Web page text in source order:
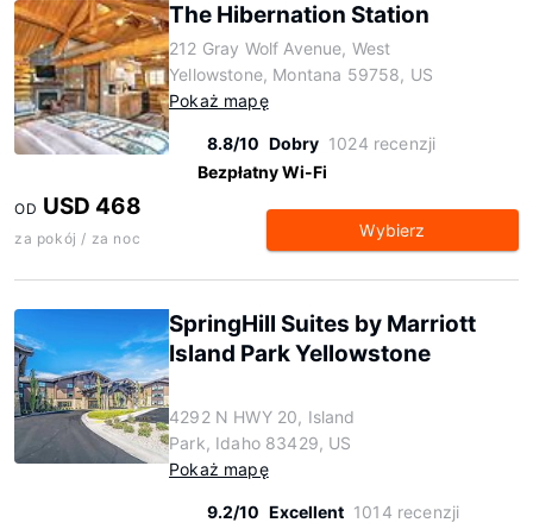
The Hibernation Station
212 Gray Wolf Avenue, West
Yellowstone, Montana 59758, US
Pokaż mapę
8.8/10 Dobry 1024 recenzji
Bezpłatny Wi-Fi
OD USD 468
za pokój / za noc Wybierz
SpringHill Suites by Marriott
Island Park Yellowstone
4292 N HWY 20, Island
Park, Idaho 83429, US
Pokaż mapę
9.2/10 Excellent 1014 recenzji